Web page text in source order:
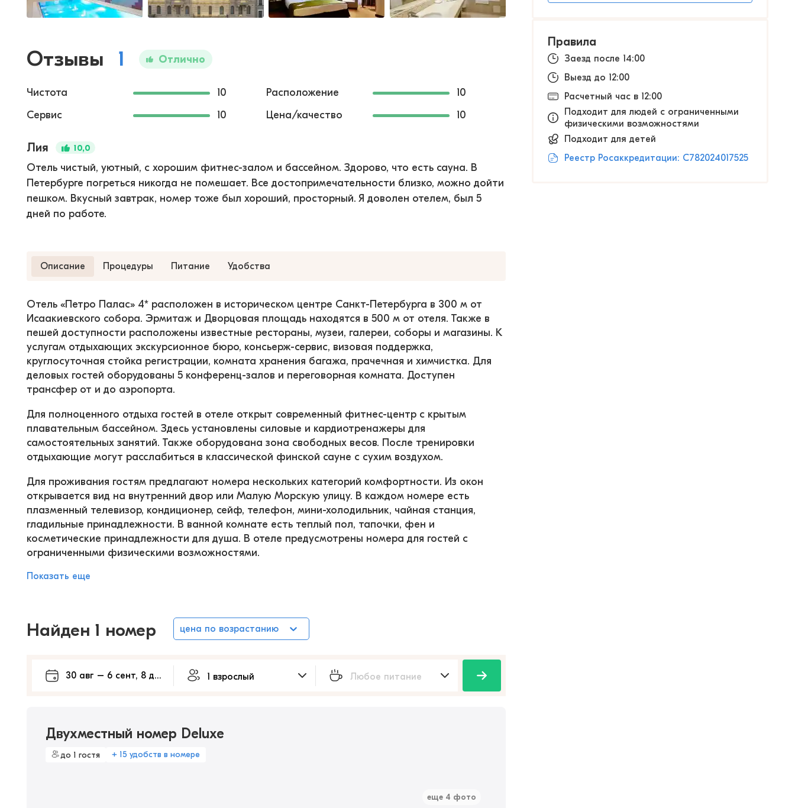
Отзывы 1 Отлично
Чистота 10 Расположение
10
Сервис
10 Цена/качество 10
Лия 10,0
Отель чистый, уютный, с хорошим фитнес-залом и бассейном. Здорово, что есть сауна. В
Петербурге погреться никогда не помешает. Все достопримечательности близко, можно дойти
пешком. Вкусный завтрак, номер тоже был хороший, просторный. Я доволен отелем, был 5
дней по работе.
Описание Процедуры Питание Удобства
Отель «Петро Палас» 4* расположен в историческом центре Санкт-Петербурга в 300 м от
Исаакиевского собора. Эрмитаж и Дворцовая площадь находятся в 500 м от отеля. Также в
пешей доступности расположены известные рестораны, музеи, галереи, соборы и магазины. К
услугам отдыхающих экскурсионное бюро, консьерж-сервис, визовая поддержка,
круглосуточная стойка регистрации, комната хранения багажа, прачечная и химчистка. Для
деловых гостей оборудованы 5 конференц-залов и переговорная комната. Доступен
трансфер от и до аэропорта.
Для полноценного отдыха гостей в отеле открыт современный фитнес-центр с крытым
плавательным бассейном. Здесь установлены силовые и кардиотренажеры для
самостоятельных занятий. Также оборудована зона свободных весов. После тренировки
отдыхающие могут расслабиться в классической финской сауне с сухим воздухом.
Для проживания гостям предлагают номера нескольких категорий комфортности. Из окон
открывается вид на внутренний двор или Малую Морскую улицу. В каждом номере есть
плазменный телевизор, кондиционер, сейф, телефон, мини-холодильник, чайная станция,
гладильные принадлежности. В ванной комнате есть теплый пол, тапочки, фен и
косметические принадлежности для душа. В отеле предусмотрены номера для гостей с
ограниченными физическими возможностями.
Показать еще
Найден 1 номер цена по возрастанию
Двухместный номер Deluxe
до 1 гостя + 15 удобств в номере
еще 4 фото
Правила
Заезд после 14:00
Выезд до 12:00
Расчетный час в 12:00
Подходит для людей с ограниченными
физическими возможностями
Подходит для детей
Реестр Росаккредитации: С782024017525